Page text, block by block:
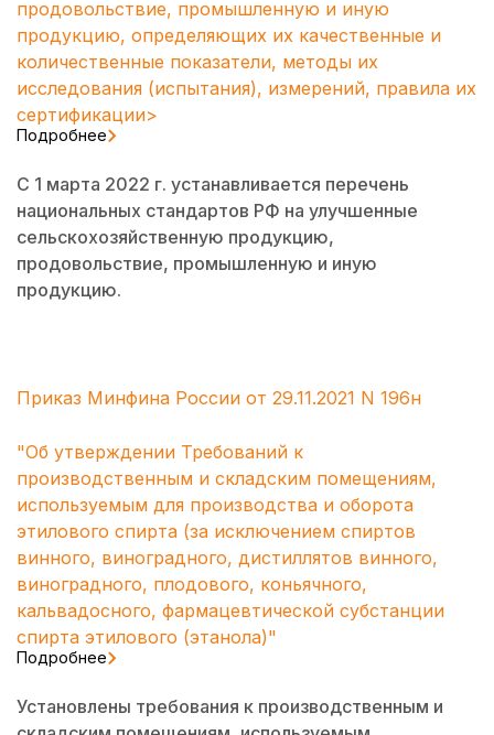
продовольствие, промышленную и иную
продукцию, определяющих их качественные и
количественные показатели, методы их
исследования (испытания), измерений, правила их
сертификации>
Подробнее
С 1 марта 2022 г. устанавливается перечень
национальных стандартов РФ на улучшенные
сельскохозяйственную продукцию,
продовольствие, промышленную и иную
продукцию.
Приказ Минфина России от 29.11.2021 N 196н
"Об утверждении Требований к
производственным и складским помещениям,
используемым для производства и оборота
этилового спирта (за исключением спиртов
винного, виноградного, дистиллятов винного,
виноградного, плодового, коньячного,
кальвадосного, фармацевтической субстанции
спирта этилового (этанола)"
Подробнее
Установлены требования к производственным и